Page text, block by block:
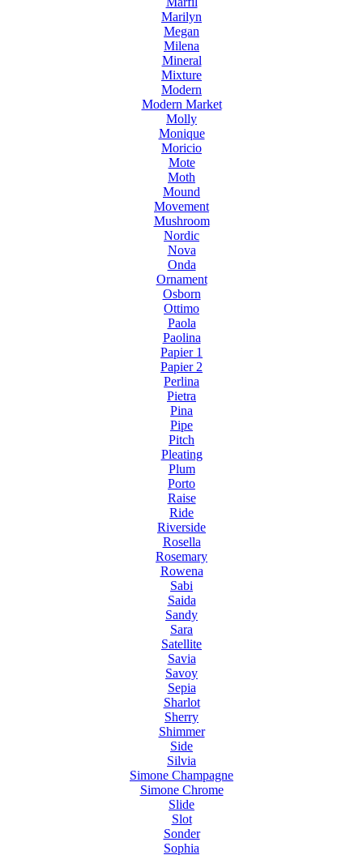
Marilyn
Megan
Milena
Mineral
Mixture
Modern
Modern Market
Molly
Monique
Moricio
Mote
Moth
Mound
Movement
Mushroom
Nordic
Nova
Onda
Ornament
Osborn
Ottimo
Paola
Paolina
Papier 1
Papier 2
Perlina
Pietra
Pina
Pipe
Pitch
Pleating
Plum
Porto
Raise
Ride
Riverside
Rosella
Rosemary
Rowena
Sabi
Saida
Sandy
Sara
Satellite
Savia
Savoy
Sepia
Sharlot
Sherry
Shimmer
Side
Silvia
Simone Champagne
Simone Chrome
Slide
Slot
Sonder
Sophia